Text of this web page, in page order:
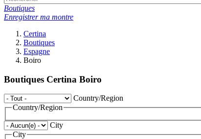
Boutiques
Enregistrer ma montre
Certina
Boutiques
Espagne
Boiro
Boutiques Certina Boiro
Country/Region
Country/Region
City
City